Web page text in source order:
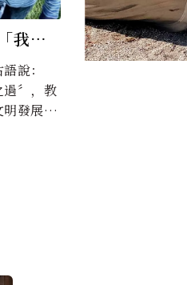
我們
說：
過〞，教
發展中